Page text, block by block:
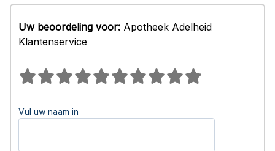
Uw beoordeling voor: Apotheek Adelheid
Klantenservice
Vul uw naam in